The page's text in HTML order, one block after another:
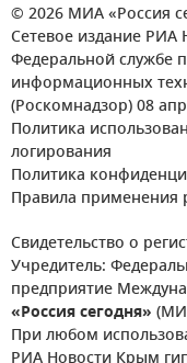
© 2026 МИА «Россия
Сетевое издание РИА
Федеральной службе
информационных
(Роскомнадзор) 08
Политика
логирования
Политика
Правила применения
Свидетельство о
Учредитель:
предприятие
«Россия сегодня»
При любом